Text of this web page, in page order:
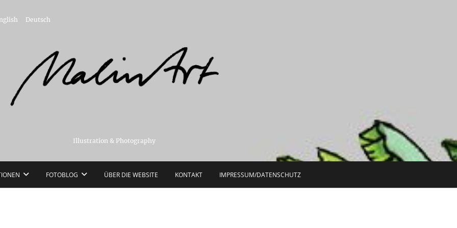
Deutsch
Illustration & Photography
FOTOBLOG ÜBER DIE WEBSITE KONTAKT IMPRESSUM/DATENSCHUTZ